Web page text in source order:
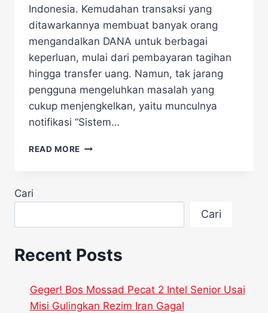
Indonesia. Kemudahan transaksi yang
ditawarkannya membuat banyak orang
mengandalkan DANA untuk berbagai
keperluan, mulai dari pembayaran tagihan
hingga transfer uang. Namun, tak jarang
pengguna mengeluhkan masalah yang
cukup menjengkelkan, yaitu munculnya
notifikasi “Sistem…
READ MORE AKUN
PENYEBAB
NYA
Cari
Cari
Recent Posts
Geger! Bos Mossad Pecat 2 Intel Senior Usai
Misi Gulingkan Rezim Iran Gagal